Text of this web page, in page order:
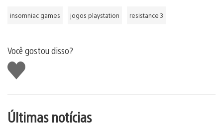
insomniac games jogos playstation resistance 3
Você gostou disso?
Curtir
Últimas notícias